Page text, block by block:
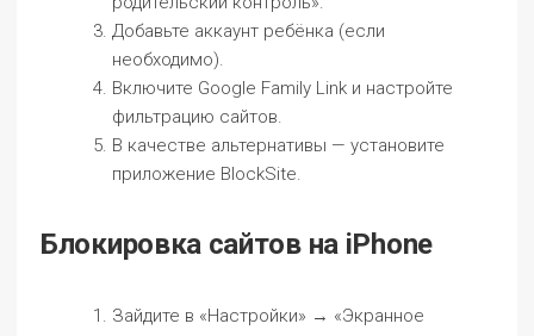
Добавьте аккаунт ребёнка (если
необходимо).
Включите Google Family Link и настройте
фильтрацию сайтов.
В качестве альтернативы — установите
приложение BlockSite.
Блокировка сайтов на iPhone
Зайдите в «Настройки» → «Экранное